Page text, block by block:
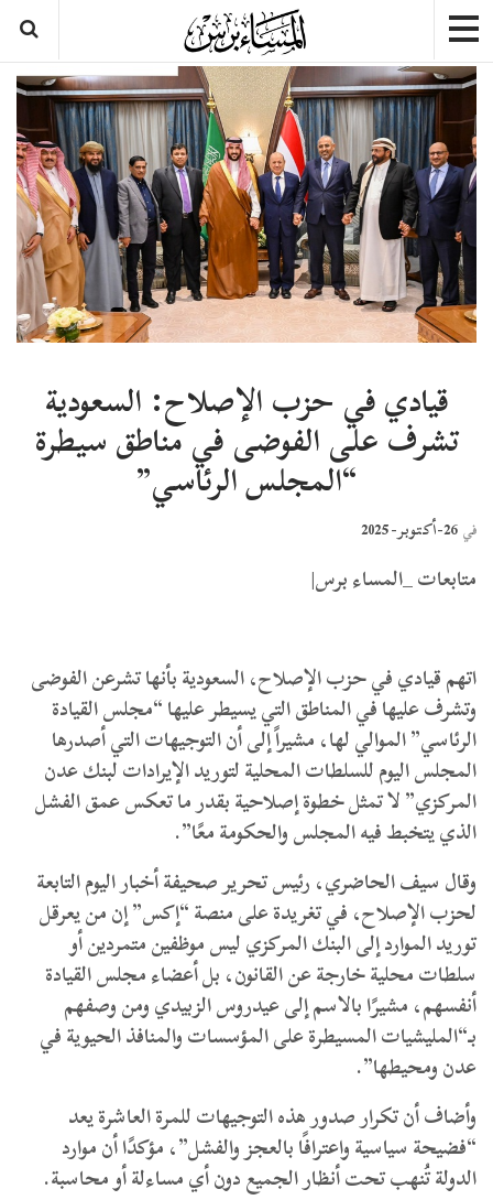
قيادي في حزب الإصلاح: السعودية
تشرف على الفوضى في مناطق سيطرة
“المجلس الرئاسي”
في 26-أكتوبر- 2025
متابعات _المساء برس|
اتهم قيادي في حزب الإصلاح، السعودية بأنها تشرعن الفوضى
وتشرف عليها في المناطق التي يسيطر عليها “مجلس القيادة
الرئاسي” الموالي لها، مشيراً إلى أن التوجيهات التي أصدرها
المجلس اليوم للسلطات المحلية لتوريد الإيرادات لبنك عدن
المركزي” لا تمثل خطوة إصلاحية بقدر ما تعكس عمق الفشل
الذي يتخبط فيه المجلس والحكومة معًا”.
وقال سيف الحاضري، رئيس تحرير صحيفة أخبار اليوم التابعة
لحزب الإصلاح، في تغريدة على منصة “إكس” إن من يعرقل
توريد الموارد إلى البنك المركزي ليس موظفين متمردين أو
سلطات محلية خارجة عن القانون، بل أعضاء مجلس القيادة
أنفسهم، مشيرًا بالاسم إلى عيدروس الزبيدي ومن وصفهم
بـ“المليشيات المسيطرة على المؤسسات والمنافذ الحيوية في
عدن ومحيطها”.
وأضاف أن تكرار صدور هذه التوجيهات للمرة العاشرة يعد
“فضيحة سياسية واعترافًا بالعجز والفشل”، مؤكدًا أن موارد
الدولة تُنهب تحت أنظار الجميع دون أي مساءلة أو محاسبة.